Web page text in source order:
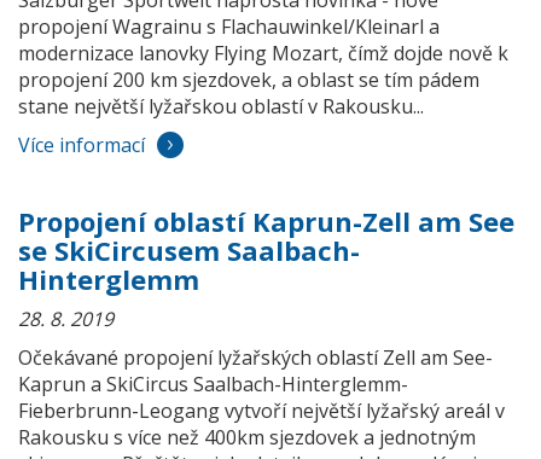
propojení Wagrainu s Flachauwinkel/Kleinarl a
modernizace lanovky Flying Mozart, čímž dojde nově k
propojení 200 km sjezdovek, a oblast se tím pádem
stane největší lyžařskou oblastí v Rakousku...
Více informací
Propojení oblastí Kaprun-Zell am See
se SkiCircusem Saalbach-
Hinterglemm
28. 8. 2019
Očekávané propojení lyžařských oblastí Zell am See-
Kaprun a SkiCircus Saalbach-Hinterglemm-
Fieberbrunn-Leogang vytvoří největší lyžařský areál v
Rakousku s více než 400km sjezdovek a jednotným